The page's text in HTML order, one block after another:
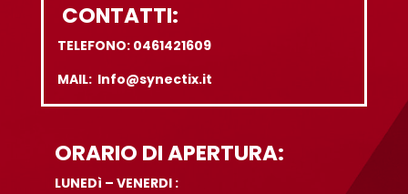
CONTATTI:
TELEFONO: 0461421609
MAIL: Info@synectix.it
ORARIO DI APERTURA:
LUNEDì – VENERDI :